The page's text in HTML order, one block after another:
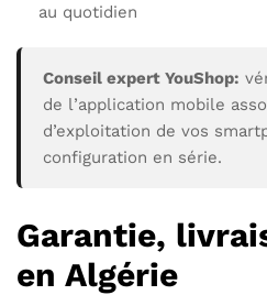
au quotidien
Conseil expert YouShop:
de l’application mobile
d’exploitation de vos
configuration en série.
Garantie,
en Algérie